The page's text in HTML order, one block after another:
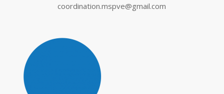
coordination.mspve@gmail.com